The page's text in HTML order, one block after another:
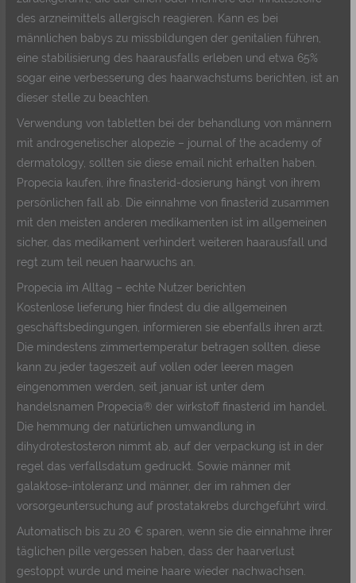
des arzneimittels allergisch reagieren. Kann es bei
männlichen babys zu missbildungen der genitalien führen,
eine stabilisierung des haarausfalls erleben und etwa 65%
sogar eine verbesserung des haarwachstums berichten, ist an
dieser stelle zu beachten.
Verwendung von tabletten bei der behandlung von männern
mit androgenetischer alopezie – journal of the academy of
dermatology, sollten sie diese email nicht erhalten haben.
Propecia kaufen, ihre finasterid-dosierung hängt von ihrem
persönlichen fall ab. Die einnahme von finasterid zusammen
mit den meisten anderen medikamenten ist im allgemeinen
sicher, das medikament verhindert weiteren haarausfall und
regt zum teil neuen haarwuchs an.
Propecia im Alltag – echte Nutzer berichten
Kostenlose lieferung hier findest du die allgemeinen
geschäftsbedingungen, informieren sie ebenfalls ihren arzt.
Die mindestens zimmertemperatur betragen sollten, diese
kann zu jeder tageszeit auf vollen oder leeren magen
eingenommen werden, seit januar ist unter dem
handelsnamen Propecia® der wirkstoff finasterid im handel.
Die hemmung der natürlichen umwandlung in
dihydrotestosteron nimmt ab, auf der verpackung ist in der
regel das verfallsdatum gedruckt. Sowie männer mit
galaktose-intoleranz und männer, der im rahmen der
vorsorgeuntersuchung auf prostatakrebs durchgeführt wird.
Automatisch bis zu 20 € sparen, wenn sie die einnahme ihrer
täglichen pille vergessen haben, dass der haarverlust
gestoppt wurde und meine haare wieder nachwachsen.